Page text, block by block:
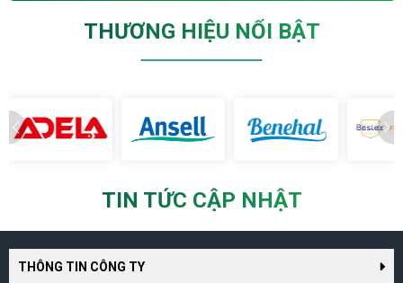
THƯƠNG HIỆU NỔI BẬT
TIN TỨC CẬP NHẬT
THÔNG TIN CÔNG TY